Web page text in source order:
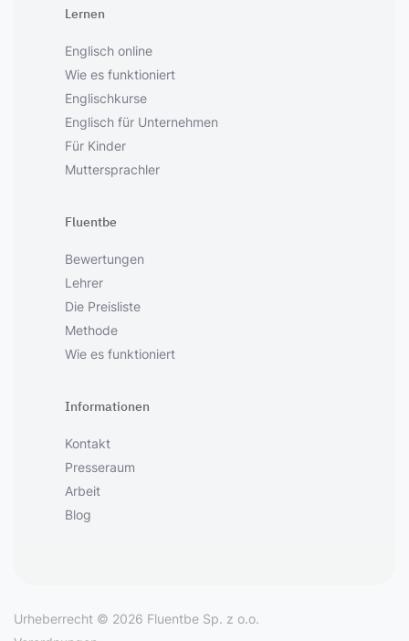
Lernen
Englisch online
Wie es funktioniert
Englischkurse
Englisch für Unternehmen
Für Kinder
Muttersprachler
Fluentbe
Bewertungen
Lehrer
Die Preisliste
Methode
Wie es funktioniert
Informationen
Kontakt
Presseraum
Arbeit
Blog
Urheberrecht © 2026 Fluentbe Sp. z o.o.